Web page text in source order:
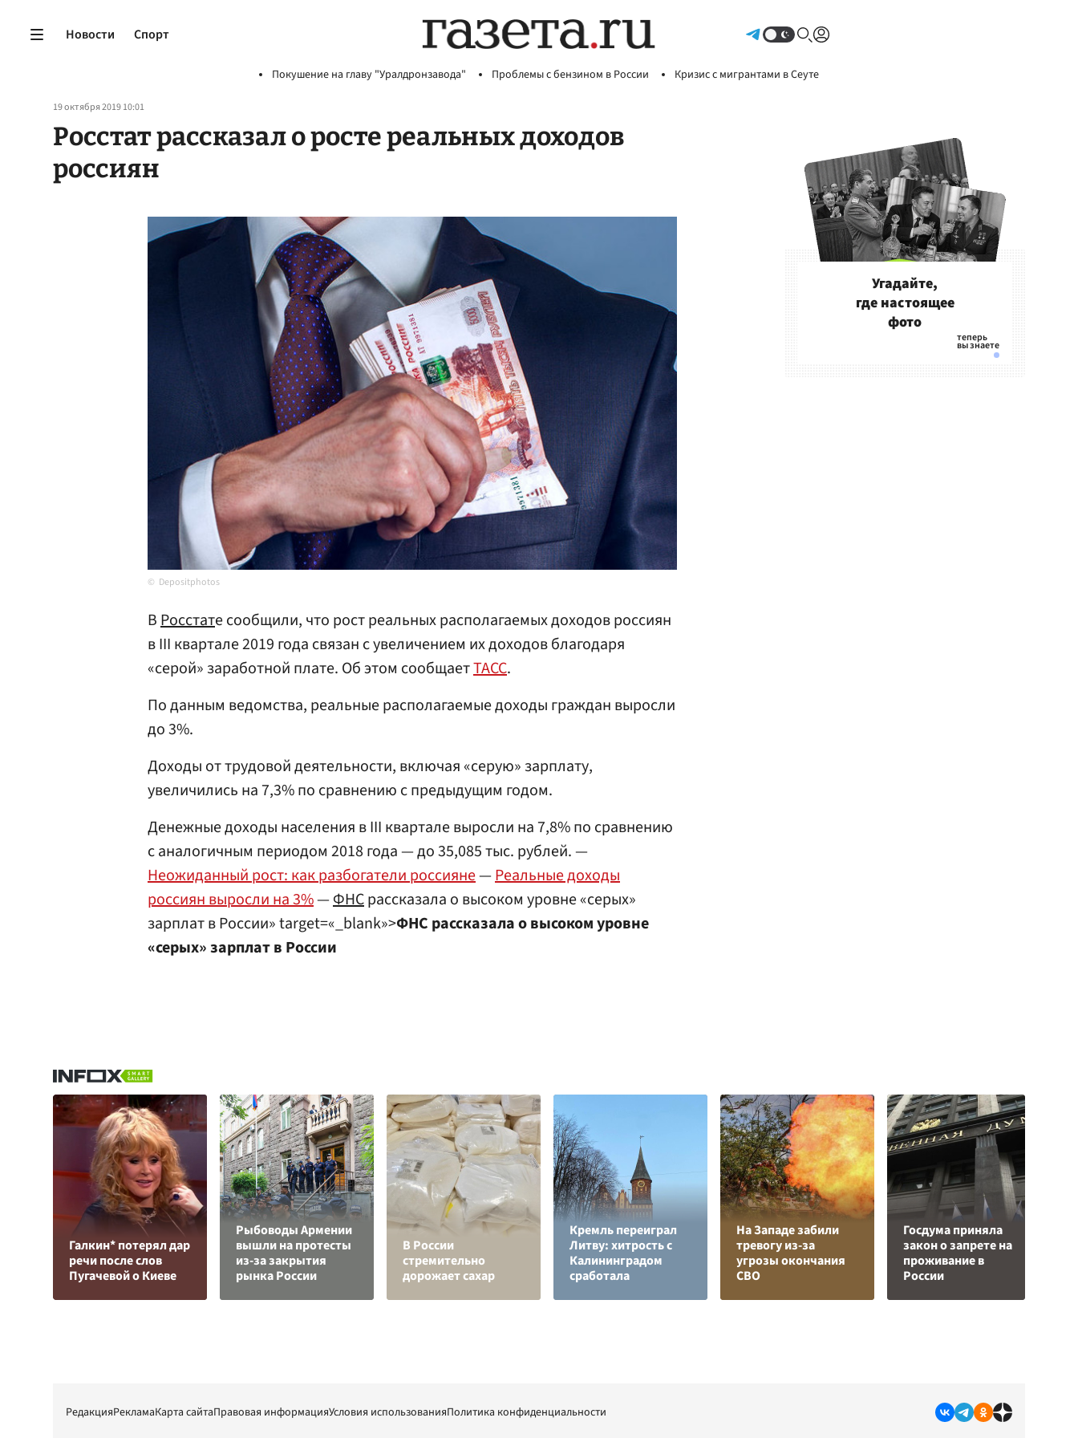
Новости Спорт
Покушение на главу "Уралдронзавода" Проблемы с бензином в России Кризис с мигрантами в Сеуте
19 октября 2019 10:01
Росстат рассказал о росте реальных доходов
россиян
Depositphotos
ВРосстате сообщили, что рост реальных располагаемых доходов россиян
в III квартале 2019 года связан с увеличением их доходов благодаря
«серой» заработной плате. Об этом сообщаетТАСС.
По данным ведомства, реальные располагаемые доходы граждан выросли
до 3%.
Доходы от трудовой деятельности, включая «серую» зарплату,
увеличились на 7,3% по сравнению с предыдущим годом.
Денежные доходы населения в III квартале выросли на 7,8% по сравнению
с аналогичным периодом 2018 года — до 35,085 тыс. рублей. —
Неожиданный рост: как разбогатели россияне—Реальные доходы
россиян выросли на 3%—ФНСрассказала о высоком уровне «серых»
зарплат в России» target=«_blank»>ФНС рассказала о высоком уровне
«серых» зарплат в России
Угадайте,
где настоящее
фото
Галкин* потерял дар
речи после слов
Пугачевой о Киеве
Рыбоводы Армении
вышли на протесты
из-за закрытия
рынка России
В России
стремительно
дорожает сахар
Кремль переиграл
Литву: хитрость с
Калининградом
сработала
На Западе забили
тревогу из-за
угрозы окончания
СВО
Госдума приняла
закон о запрете на
проживание в
России
РедакцияРекламаКарта сайтаПравовая информацияУсловия использованияПолитика конфиденциальности